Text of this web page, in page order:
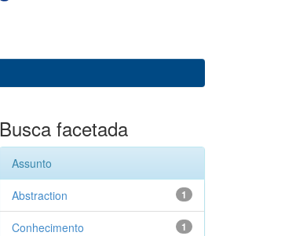
Busca facetada
Assunto
1
Abstraction
1
Conhecimento